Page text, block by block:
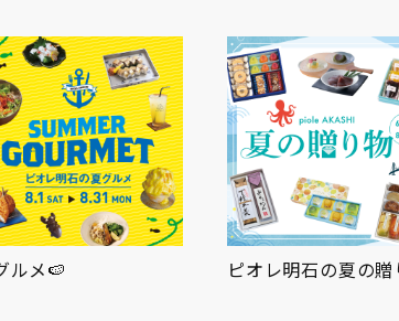
ピオレ明石の夏の贈り物